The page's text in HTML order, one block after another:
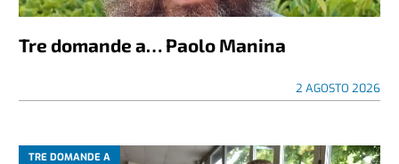
Tre domande a… Paolo Manina
2 AGOSTO 2026
TRE DOMANDE A